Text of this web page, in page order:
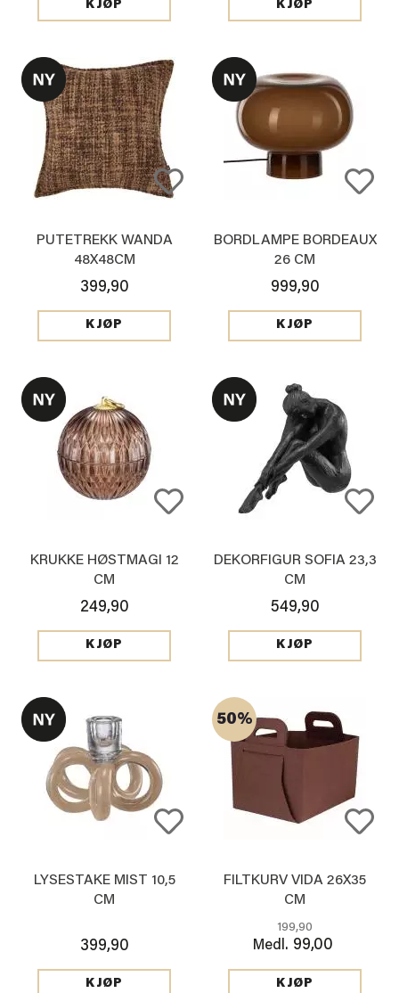
KJØP KJØP
PUTETREKK WANDA
48X48CM
399,90
KJØP
BORDLAMPE BORDEAUX
26 CM
999,90
KJØP
KRUKKE HØSTMAGI 12
CM
249,90
KJØP
DEKORFIGUR SOFIA 23,3
CM
549,90
KJØP
LYSESTAKE MIST 10,5
CM
399,90
KJØP
50%
FILTKURV VIDA 26X35
CM
199,90
Medl. 99,00
KJØP